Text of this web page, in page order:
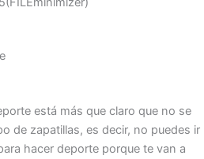
está más que claro que no se
de zapatillas, es decir, no puedes ir
hacer deporte porque te van a